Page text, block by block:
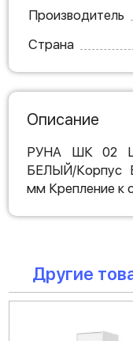
Производитель
Страна
Описание
РУНА ШК 02
БЕЛЫЙ/Корпус
мм Крепление к
Другие